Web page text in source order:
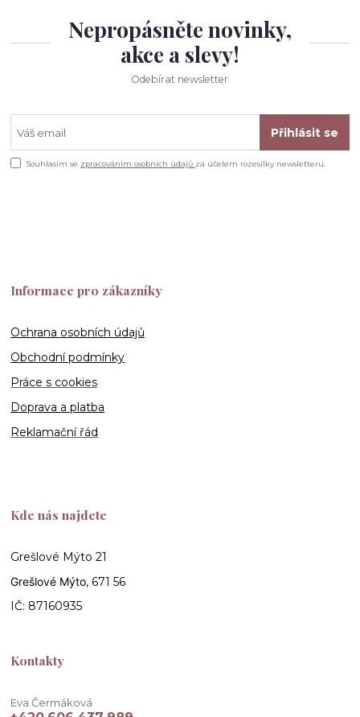
Nepropásněte novinky,
akce a slevy!
Odebírat newsletter
Přihlásit se
Souhlasím se zpracováním osobních údajů za účelem rozesílky newsletteru.
Informace pro zákazníky
Ochrana osobních údajů
Obchodní podmínky
Práce s cookies
Doprava a platba
Reklamační řád
Kde nás najdete
Grešlové Mýto 21
Grešlové Mýto, 671 56
IČ: 87160935
Kontakty
Eva Čermáková